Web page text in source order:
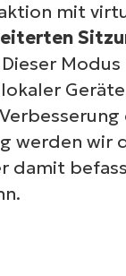
von
in
mit
werden wir
damit